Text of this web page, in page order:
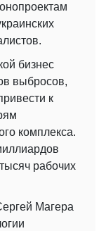
бизнес
выбросов,
к
комплекса.
рабочих
Магера